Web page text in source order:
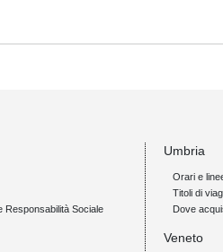
Responsabilità Sociale
Umbria
Orari e
Titoli di
Dove
Veneto